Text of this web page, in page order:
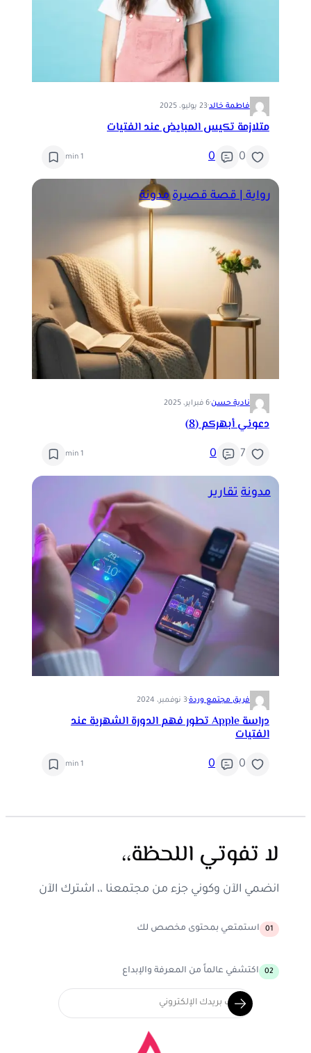
فاطمة خالد·23 يوليو، 2025
متلازمة تكيس المبايض عند الفتيات
0
0
1 min
رواية | قصة قصيرة مدونة
نادية حسن·6 فبراير، 2025
دعوني أبهركم (8)
7
0
1 min
مدونة تقارير
فريق مجتمع وردة·3 نوفمبر، 2024
دراسة Apple تطور فهم الدورة الشهرية عند
الفتيات
0
0
1 min
لا تفوتي اللحظة،،
انضمي الآن وكوني جزء من مجتمعنا ،، اشترك الآن
01 استمتعي بمحتوى مخصص لك
02 اكتشفي عالماً من المعرفة والإبداع